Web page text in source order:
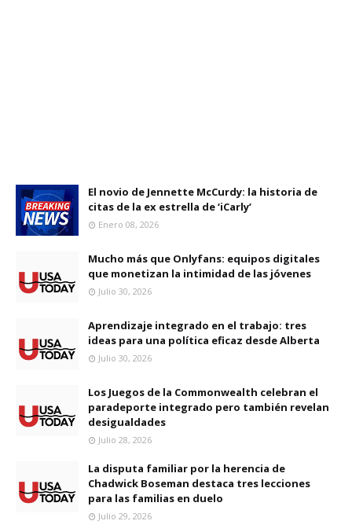
El novio de Jennette McCurdy: la historia de
citas de la ex estrella de ‘iCarly’
Enero 08, 2026
Mucho más que Onlyfans: equipos digitales
que monetizan la intimidad de las jóvenes
Julio 30, 2026
Aprendizaje integrado en el trabajo: tres
ideas para una política eficaz desde Alberta
Julio 30, 2026
Los Juegos de la Commonwealth celebran el
paradeporte integrado pero también revelan
desigualdades
Julio 28, 2026
La disputa familiar por la herencia de
Chadwick Boseman destaca tres lecciones
para las familias en duelo
Julio 29, 2026